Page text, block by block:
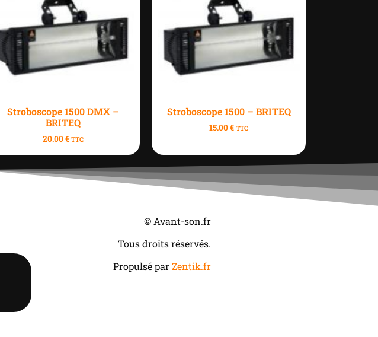
Stroboscope 1500 DMX –
BRITEQ
20.00€ TTC
Stroboscope 1500 – BRITEQ
15.00€ TTC
© Avant-son.fr
Tous droits réservés.
Propulsé parZentik.fr